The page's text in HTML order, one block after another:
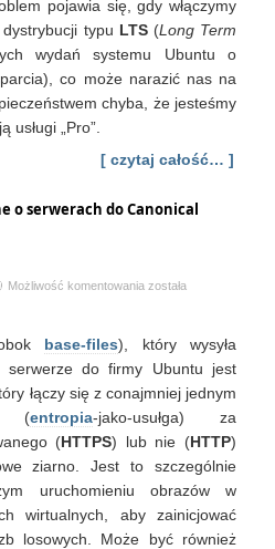
pojawia się, gdy włączymy
typu LTS(Long Term
wydań systemu Ubuntu o
co może narazić nas na
chyba, że jesteśmy
„Pro”.
[ czytaj całość… ]
o serwerach do Canonical
Możliwość komentowania Jak
dane
Canonical
została
base-files), który wysyła
serwerze do firmy Ubuntu jest
łączy się z conajmniej jednym
entropia-jako-usułga) za
(HTTPS) lub nie (HTTP)
ziarno. Jest to szczególnie
uruchomieniu obrazów w
wirtualnych, aby zainicjować
losowych. Może być również